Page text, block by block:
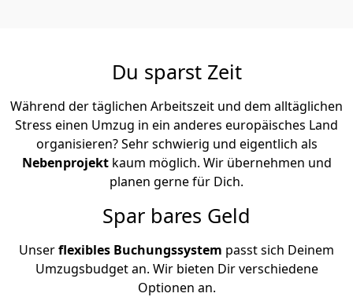
Du sparst Zeit
Während der täglichen Arbeitszeit und dem alltäglichen
Stress einen Umzug in ein anderes europäisches Land
organisieren? Sehr schwierig und eigentlich als
Nebenprojekt kaum möglich. Wir übernehmen und
planen gerne für Dich.
Spar bares Geld
Unserflexibles Buchungssystem passt sich Deinem
Umzugsbudget an. Wir bieten Dir verschiedene
Optionen an.